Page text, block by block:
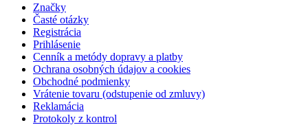
Značky
Časté otázky
Registrácia
Prihlásenie
Cenník a metódy dopravy a platby
Ochrana osobných údajov a cookies
Obchodné podmienky
Vrátenie tovaru (odstupenie od zmluvy)
Reklamácia
Protokoly z kontrol